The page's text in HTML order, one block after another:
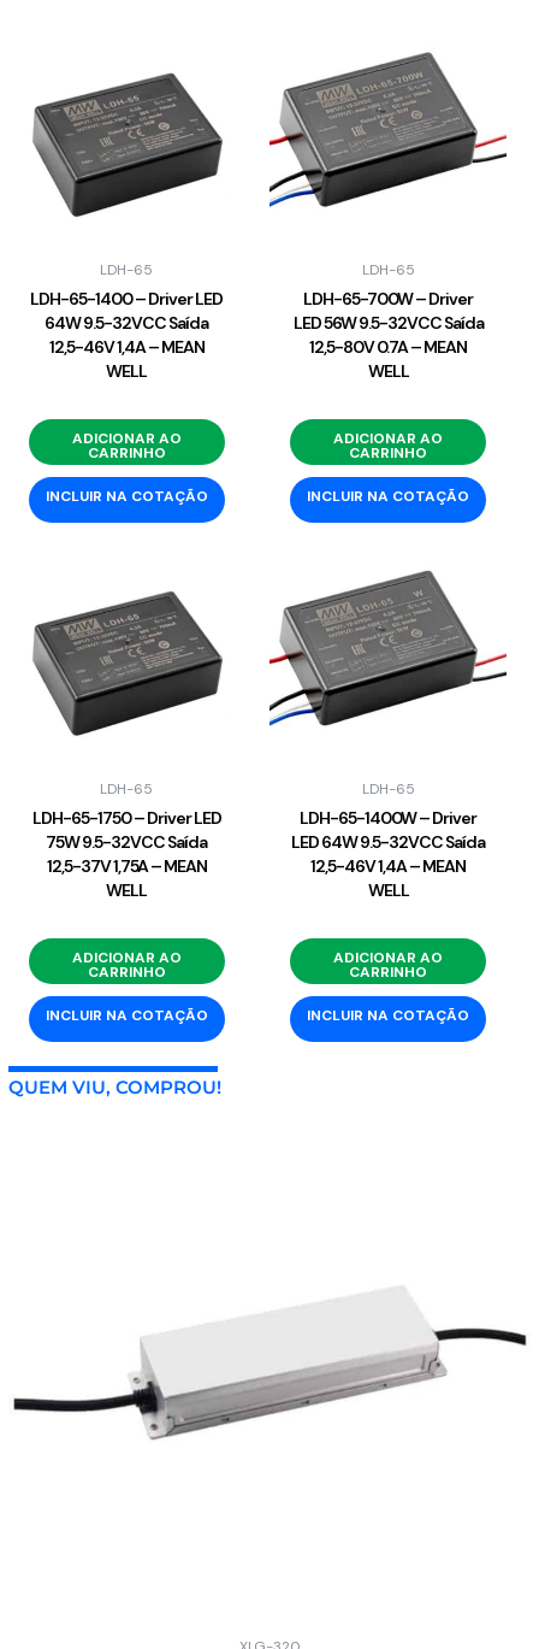
LDH-65
LDH-65-1400 – Driver LED
64W 9.5-32VCC Saída
12,5-46V 1,4A – MEAN
WELL
ADICIONAR AO
CARRINHO
INCLUIR NA COTAÇÃO
LDH-65
LDH-65-700W – Driver
LED 56W 9.5-32VCC Saída
12,5-80V 0.7A – MEAN
WELL
ADICIONAR AO
CARRINHO
INCLUIR NA COTAÇÃO
LDH-65
LDH-65-1750 – Driver LED
75W 9.5-32VCC Saída
12,5-37V 1,75A – MEAN
WELL
ADICIONAR AO
CARRINHO
INCLUIR NA COTAÇÃO
LDH-65
LDH-65-1400W – Driver
LED 64W 9.5-32VCC Saída
12,5-46V 1,4A – MEAN
WELL
ADICIONAR AO
CARRINHO
INCLUIR NA COTAÇÃO
QUEM VIU, COMPROU!